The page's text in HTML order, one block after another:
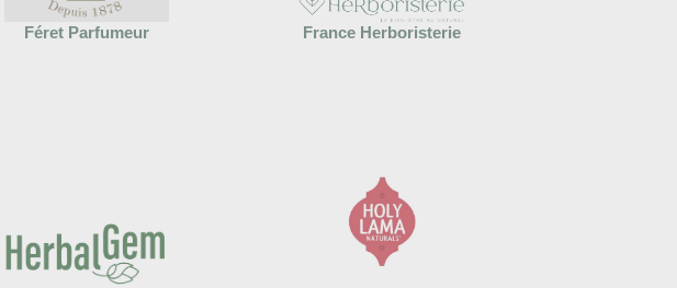
Féret Parfumeur France Herboristerie